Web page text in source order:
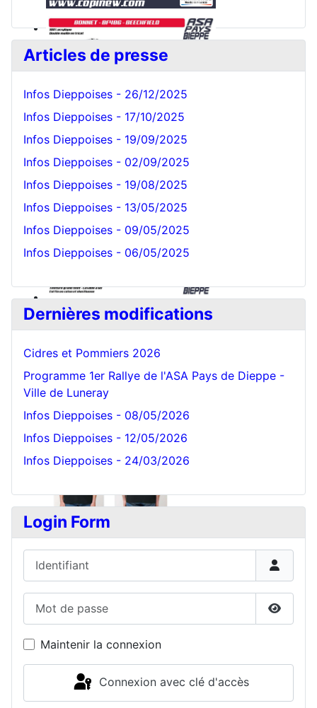
Bonnet Blanc
Articles de presse
Infos Dieppoises - 26/12/2025
Infos Dieppoises - 17/10/2025
Infos Dieppoises - 19/09/2025
Infos Dieppoises - 02/09/2025
Infos Dieppoises - 19/08/2025
Infos Dieppoises - 13/05/2025
Infos Dieppoises - 09/05/2025
Infos Dieppoises - 06/05/2025
Dernières modifications
Cidres et Pommiers 2026
Programme 1er Rallye de l'ASA Pays de Dieppe -
Ville de Luneray
Infos Dieppoises - 08/05/2026
Infos Dieppoises - 12/05/2026
Infos Dieppoises - 24/03/2026
Login Form
Maintenir la connexion
Connexion avec clé d'accès